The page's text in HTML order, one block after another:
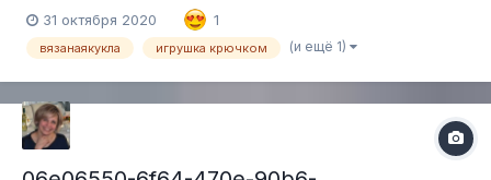
безузелковым способом. Используется проволочный каркас
для устойчивости игрушки. Глазки нарисованы...
31 октября 2020 1
вязанаякукла игрушка крючком (и ещё 1)